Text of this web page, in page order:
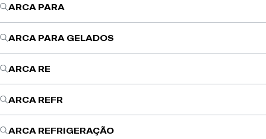
ARCA PARA
ARCA PARA GELADOS
ARCA RE
ARCA REFR
ARCA REFRIGERAÇÃO